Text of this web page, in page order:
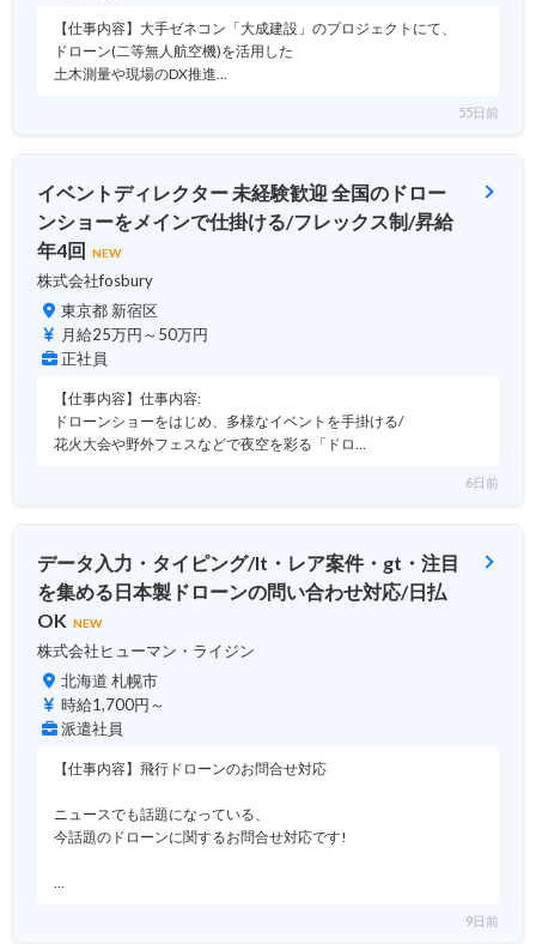
【仕事内容】大手ゼネコン「大成建設」のプロジェクトにて、
ドローン(二等無人航空機)を活用した
土木測量や現場のDX推進…
55日前
イベントディレクター 未経験歓迎 全国のドロー
ンショーをメインで仕掛ける/フレックス制/昇給
年4回 NEW
株式会社fosbury
東京都 新宿区
月給25万円～50万円
正社員
【仕事内容】仕事内容:
ドローンショーをはじめ、多様なイベントを手掛ける/
花火大会や野外フェスなどで夜空を彩る「ドロ…
6日前
データ入力・タイピング/lt・レア案件・gt・注目
を集める日本製ドローンの問い合わせ対応/日払
OK NEW
株式会社ヒューマン・ライジン
北海道 札幌市
時給1,700円～
派遣社員
【仕事内容】飛行ドローンのお問合せ対応
ニュースでも話題になっている、
今話題のドローンに関するお問合せ対応です!
…
9日前